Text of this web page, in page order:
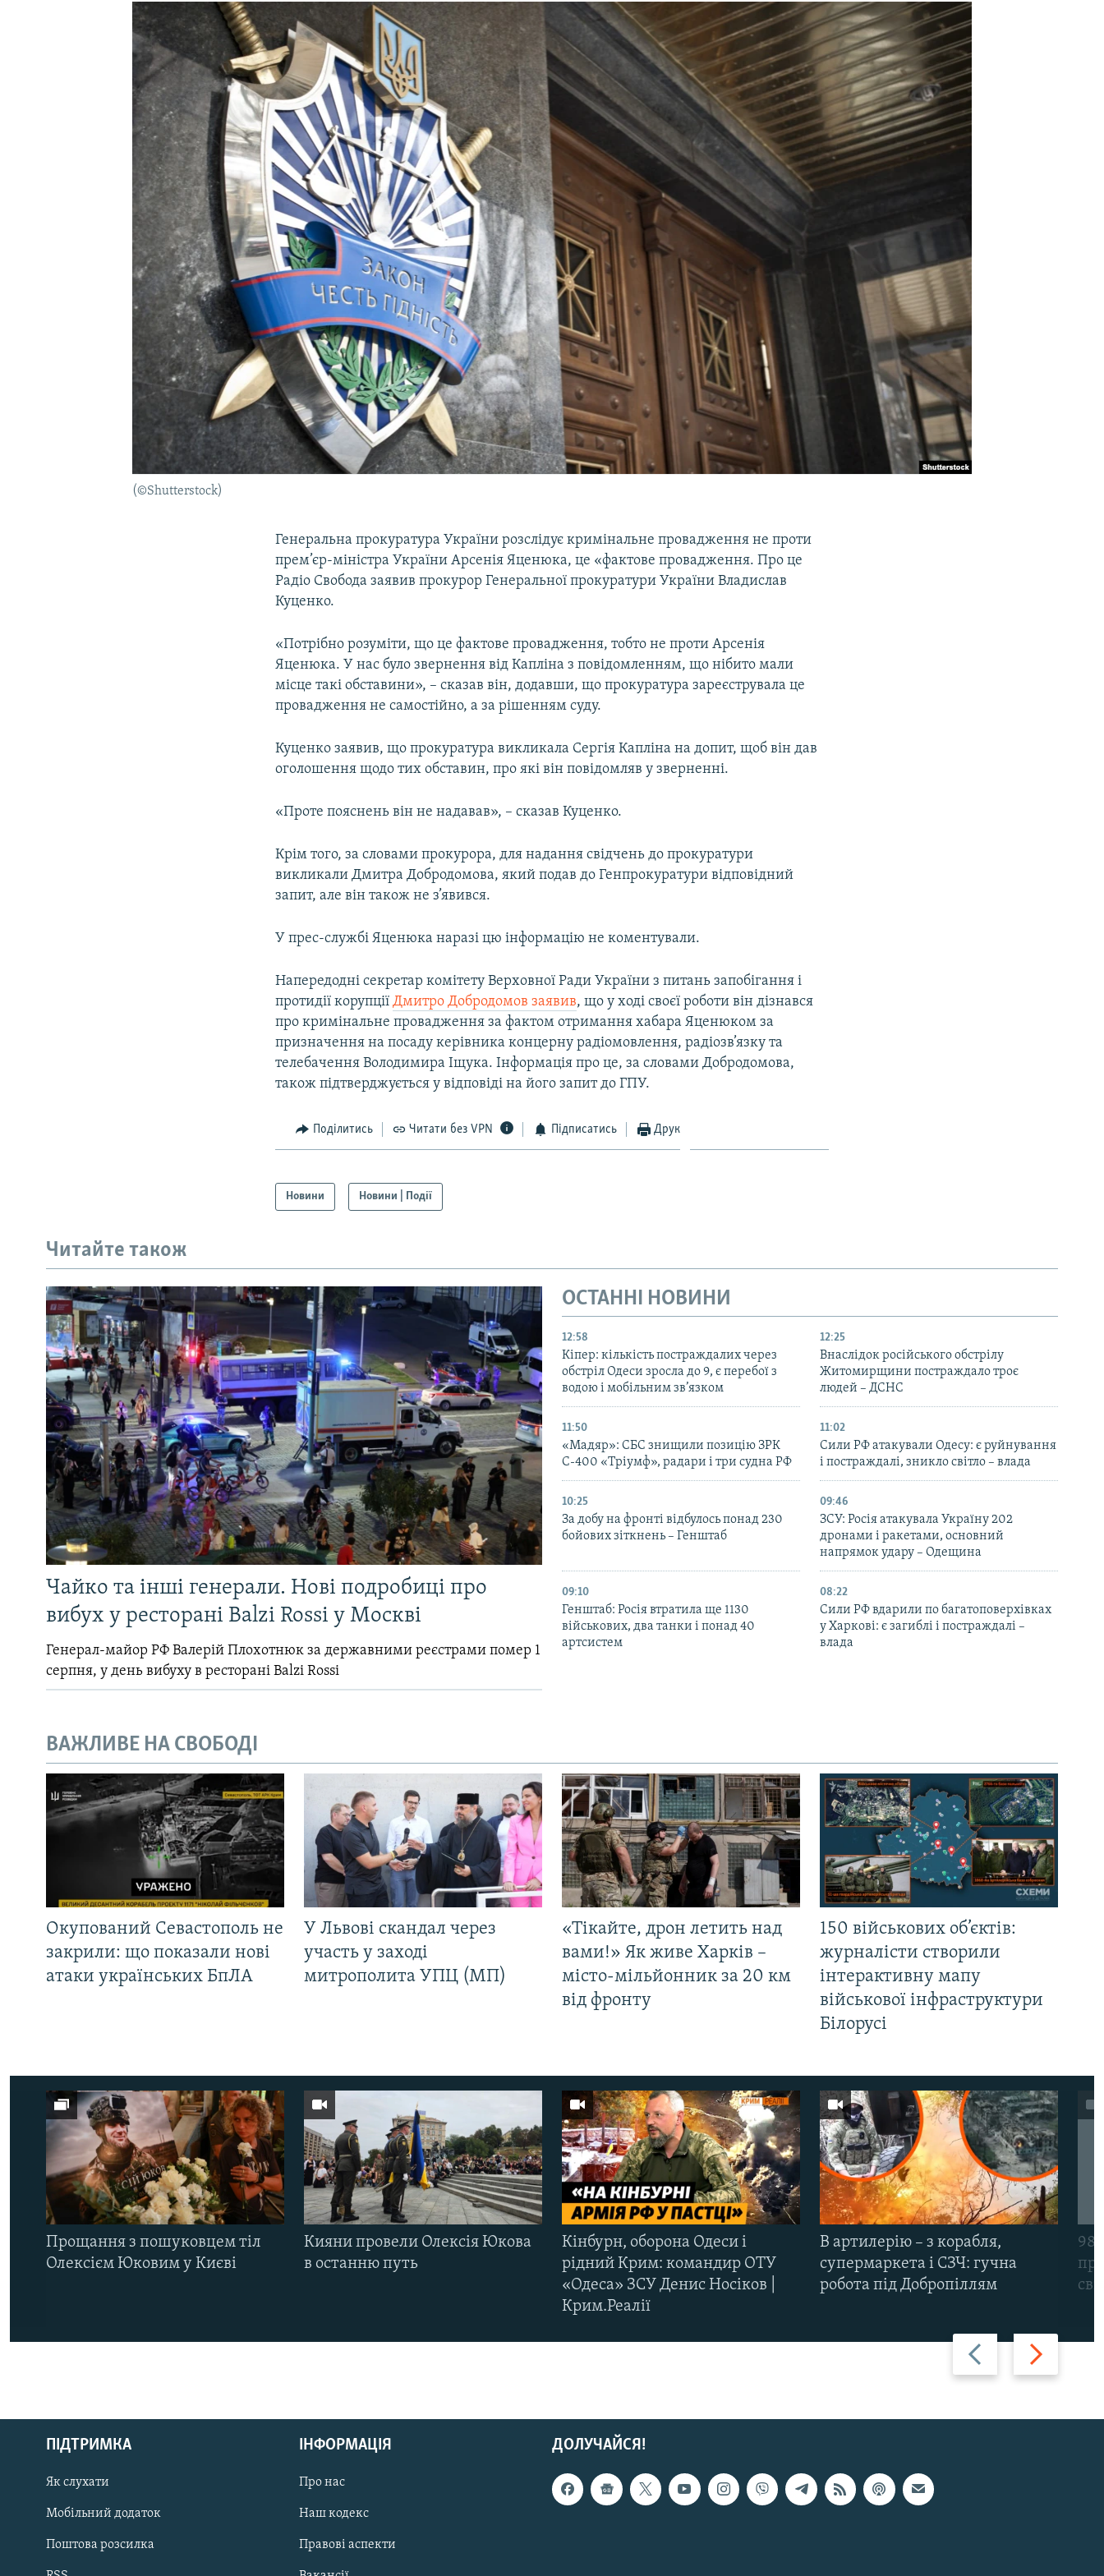
РУС
ДОЛУЧАЙСЯ!
(©Shutterstock)
Генеральна прокуратура України розслідує кримінальне провадження не проти
прем’єр-міністра України Арсенія Яценюка, це «фактове провадження. Про це
Радіо Свобода заявив прокурор Генеральної прокуратури України Владислав
Куценко.
«Потрібно розуміти, що це фактове провадження, тобто не проти Арсенія
Яценюка. У нас було звернення від Капліна з повідомленням, що нібито мали
місце такі обставини», – сказав він, додавши, що прокуратура зареєструвала це
провадження не самостійно, а за рішенням суду.
Куценко заявив, що прокуратура викликала Сергія Капліна на допит, щоб він дав
оголошення щодо тих обставин, про які він повідомляв у зверненні.
«Проте пояснень він не надавав», – сказав Куценко.
Крім того, за словами прокурора, для надання свідчень до прокуратури
викликали Дмитра Добродомова, який подав до Генпрокуратури відповідний
запит, але він також не з’явився.
У прес-службі Яценюка наразі цю інформацію не коментували.
Напередодні секретар комітету Верховної Ради України з питань запобігання і
протидії корупціїДмитро Добродомов заявив, що у ході своєї роботи він дізнався
про кримінальне провадження за фактом отримання хабара Яценюком за
призначення на посаду керівника концерну радіомовлення, радіозв’язку та
телебачення Володимира Іщука. Інформація про це, за словами Добродомова,
також підтверджується у відповіді на його запит до ГПУ.
Поділитись Читати без VPN Підписатись Друк
Новини Новини | Події
Читайте також
Чайко та інші генерали. Нові подробиці про
вибух у ресторані Balzi Rossi у Москві
Генерал-майор РФ Валерій Плохотнюк за державними реєстрами помер 1
серпня, у день вибуху в ресторані Balzi Rossi
ОСТАННІ НОВИНИ
12:58
Кіпер: кількість постраждалих через
обстріл Одеси зросла до 9, є перебої з
водою і мобільним зв’язком
12:25
Внаслідок російського обстрілу
Житомирщини постраждало троє
людей – ДСНС
11:50
«Мадяр»: СБС знищили позицію ЗРК
С-400 «Тріумф», радари і три судна РФ
11:02
Сили РФ атакували Одесу: є руйнування
і постраждалі, зникло світло – влада
10:25
За добу на фронті відбулось понад 230
бойових зіткнень – Генштаб
09:46
ЗСУ: Росія атакувала Україну 202
дронами і ракетами, основний
напрямок удару – Одещина
09:10
Генштаб: Росія втратила ще 1130
військових, два танки і понад 40
артсистем
08:22
Сили РФ вдарили по багатоповерхівках
у Харкові: є загиблі і постраждалі –
влада
ВАЖЛИВЕ НА СВОБОДІ
Окупований Севастополь не
закрили: що показали нові
атаки українських БпЛА
У Львові скандал через
участь у заході
митрополита УПЦ (МП)
«Тікайте, дрон летить над
вами!» Як живе Харків –
місто-мільйонник за 20 км
від фронту
150 військових об’єктів:
журналісти створили
інтерактивну мапу
військової інфраструктури
Білорусі
Назад Вперед
Прощання з пошуковцем тіл
Олексієм Юковим у Києві
Кияни провели Олексія Юкова
в останню путь
Кінбурн, оборона Одеси і
рідний Крим: командир ОТУ
«Одеса» ЗСУ Денис Носіков |
Крим.Реалії
В артилерію – з корабля,
супермаркета і СЗЧ: гучна
робота під Добропіллям
98-
ДОЛУЧАЙСЯ!
ПІДТРИМКА
Як слухати
Мобільний додаток
Поштова розсилка
ІНФОРМАЦІЯ
Про нас
Наш кодекс
Правові аспекти